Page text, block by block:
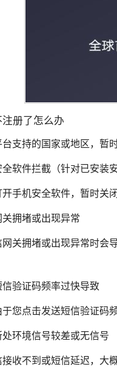
册了怎么办
支持的国家或地区，暂
软件拦截（针对已安装
手机安全软件，暂时关
拥堵或出现异常
关拥堵或出现异常时会
验证码频率过快导致
您点击发送短信验证码
环境信号较差或无信号
收不到或短信延迟，大